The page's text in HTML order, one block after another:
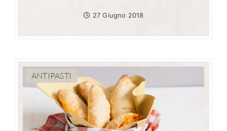
27 Giugno 2018
ANTIPASTI